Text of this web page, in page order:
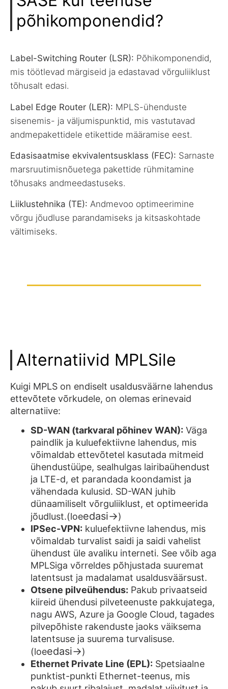
põhikomponendid?
Label-Switching Router (LSR): Põhikomponendid,
mis töötlevad märgiseid ja edastavad võrguliiklust
tõhusalt edasi.
Label Edge Router (LER): MPLS-ühenduste
sisenemis- ja väljumispunktid, mis vastutavad
andmepakettidele etikettide määramise eest.
Edasisaatmise ekvivalentsusklass (FEC): Sarnaste
marsruutimisnõuetega pakettide rühmitamine
tõhusaks andmeedastuseks.
Liiklustehnika (TE): Andmevoo optimeerimine
võrgu jõudluse parandamiseks ja kitsaskohtade
vältimiseks.
Alternatiivid MPLSile
Kuigi MPLS on endiselt usaldusväärne lahendus
ettevõtete võrkudele, on olemas erinevaid
alternatiive:
SD-WAN (tarkvaral põhinev WAN): Väga
paindlik ja kuluefektiivne lahendus, mis
võimaldab ettevõtetel kasutada mitmeid
ühendustüüpe, sealhulgas lairibaühendust
ja LTE-d, et parandada koondamist ja
vähendada kulusid. SD-WAN juhib
dünaamiliselt võrguliiklust, et optimeerida
jõudlust.(loeedasi→)
IPSec-VPN: kuluefektiivne lahendus, mis
võimaldab turvalist saidi ja saidi vahelist
ühendust üle avaliku interneti. See võib aga
MPLSiga võrreldes põhjustada suuremat
latentsust ja madalamat usaldusväärsust.
Otsene pilveühendus: Pakub privaatseid
kiireid ühendusi pilveteenuste pakkujatega,
nagu AWS, Azure ja Google Cloud, tagades
pilvepõhiste rakenduste jaoks väiksema
latentsuse ja suurema turvalisuse.
(loeedasi→)
Ethernet Private Line (EPL): Spetsiaalne
punktist-punkti Ethernet-teenus, mis